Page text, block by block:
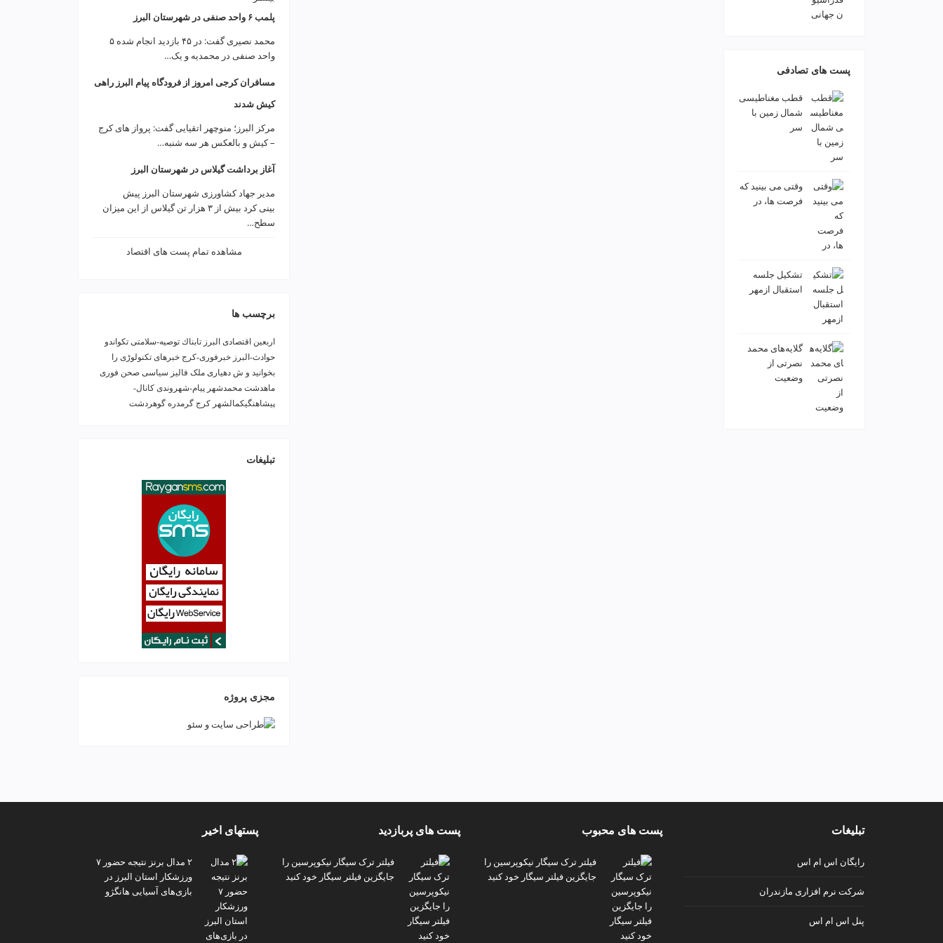
پست های تصادفی
️قطب مغناطیسی
شمال زمین با
سر
وقتی می بینید که
فرصت ها، در
تشکیل جلسه
استقبال ازمهر
گلایه‌های محمد
نصرتی از
وضعیت
پلمب ۶ واحد صنفی در شهرستان البرز
محمد نصیری گفت: در ۴۵ بازدید انجام شده ۵
واحد صنفی در محمدیه و یک…
مسافران کرجی امروز از فرودگاه پیام البرز راهی
کیش شدند
مرکز البرز؛ منوچهر اتقیایی گفت: پرواز های کرج
– کیش و بالعکس هر سه شنبه…
آغاز برداشت گیلاس در شهرستان البرز
مدیر جهاد کشاورزی شهرستان البرز پیش
بینی کرد بیش از ۳ هزار تن گیلاس از این میزان
سطح…
مشاهده تمام پست های اقتصاد
برچسب ها
اربعین اقتصادی البرز تابناك توصیه-سلامتی تکواندو
حوادث-البرز خبرفوری-کرج خبرهای تکنولوڑی را
بخوانید و ش دهیاری ملک فالیز سیاسی صحن فوری
ماهدشت محمدشهر پیام-شهروندی کانال-
پیشاهنگیکمالشهر کرج گرمدره گوهردشت
تبلیغات
مجزی پروژه
تبلیغات
رایگان اس ام اس
شرکت نرم افزاری مازندران
پنل اس ام اس
پست های محبوب
فیلتر ترک سیگار نیکوپرسین را
جایگزین فیلتر سیگار خود کنید
پست های پربازدید
فیلتر ترک سیگار نیکوپرسین را
جایگزین فیلتر سیگار خود کنید
پستهای اخیر
۲ مدال برنز نتیجه حضور ۷
ورزشکار استان البرز در
بازی‌های آسیایی هانگژو